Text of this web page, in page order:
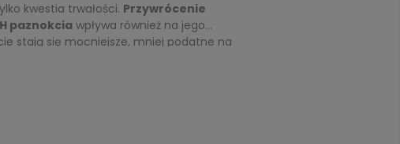
kwestia trwałości. Przywrócenie
paznokciawpływa również na jego
stają się mocniejsze, mniej podatne na
To oznacza nie tylko lepszy efekt